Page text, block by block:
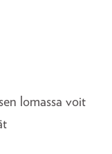
lomassa voit